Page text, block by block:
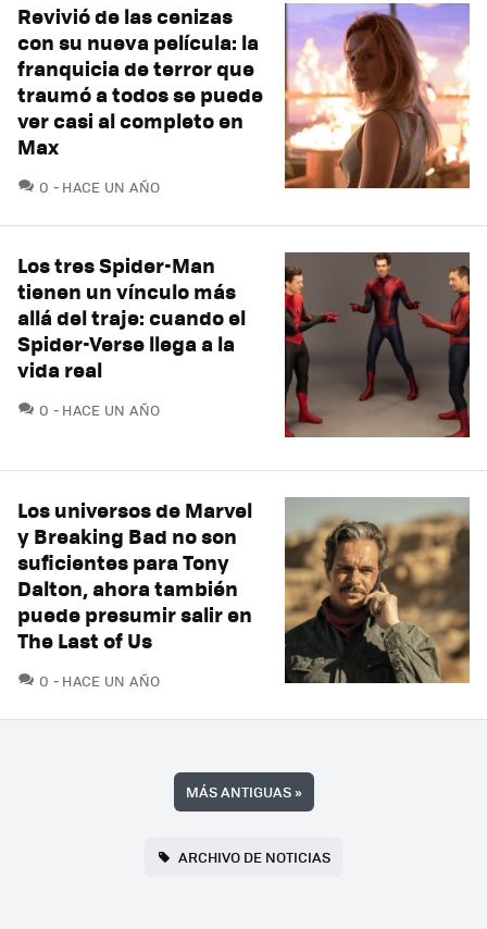
Revivió de las cenizas
con su nueva película: la
franquicia de terror que
traumó a todos se puede
ver casi al completo en
Max
0 COMENTARIOS
HACE UN AÑO
Los tres Spider-Man
tienen un vínculo más
allá del traje: cuando el
Spider-Verse llega a la
vida real
0 COMENTARIOS
HACE UN AÑO
Los universos de Marvel
y Breaking Bad no son
suficientes para Tony
Dalton, ahora también
puede presumir salir en
The Last of Us
0 COMENTARIOS
HACE UN AÑO
MÁS ANTIGUAS»
ARCHIVO DE NOTICIAS